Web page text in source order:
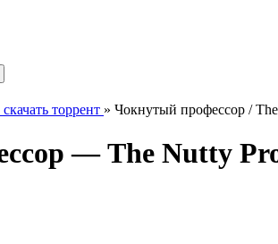
торрент » Чокнутый профессор / The
—The Nutty